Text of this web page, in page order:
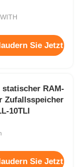
Sie Jetzt
RAM-
Zufallsspeicher
10TLI
Sie Jetzt